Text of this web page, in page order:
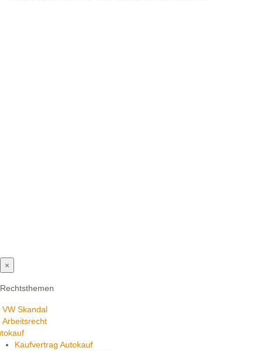
×
Rechtsthemen
VW Skandal
Arbeitsrecht
Kaufvertrag Autokauf